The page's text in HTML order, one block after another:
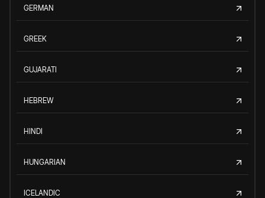
GERMAN
GREEK
GUJARATI
HEBREW
HINDI
HUNGARIAN
ICELANDIC